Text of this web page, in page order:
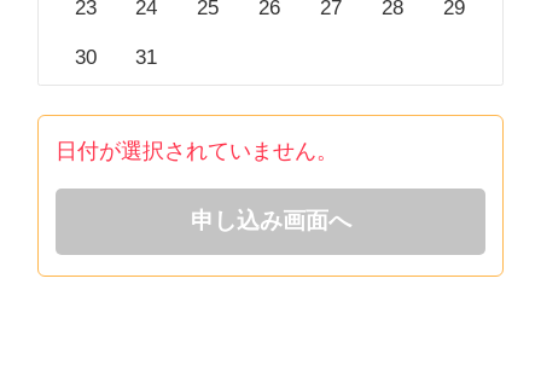
23 24 25 26 27 28 29
30 31
日付が選択されていません。
申し込み画面へ